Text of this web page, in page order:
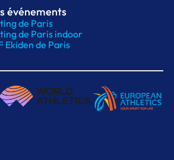
événements
de Paris
de Paris indoor
Ekiden de Paris